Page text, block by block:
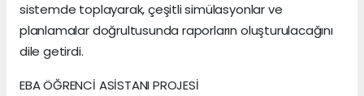
sistemde toplayarak, çeşitli simülasyonlar ve
planlamalar doğrultusunda raporların oluşturulacağını
dile getirdi.
EBA ÖĞRENCİ ASİSTANI PROJESİ